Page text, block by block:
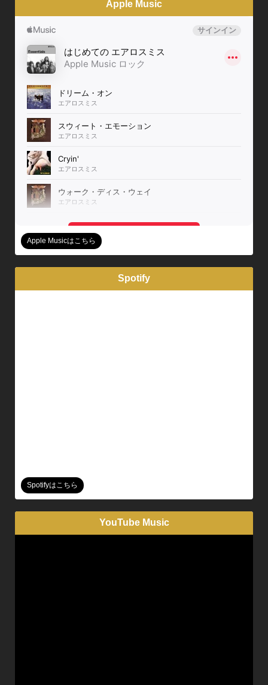
Apple Music
Apple Musicはこちら
Spotify
Spotifyはこちら
YouTube Music